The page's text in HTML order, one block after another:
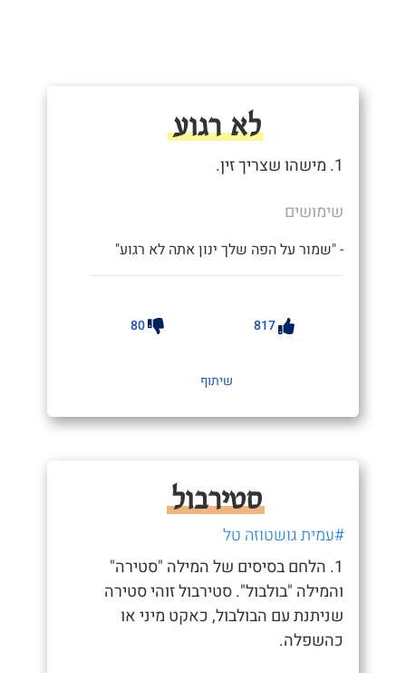
לא רגוע
1. מישהו שצריך זין.
שימושים
- "שמור על הפה שלך ינון אתה לא רגוע"
817
80
שיתוף
סטירבול
#עמית גושטוזה טל
1. הלחם בסיסים של המילה "סטירה"
והמילה "בולבול". סטירבול זוהי סטירה
שניתנת עם הבולבול, כאקט מיני או
כהשפלה.